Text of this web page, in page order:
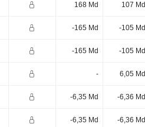
168 Md 107 Md
-165 Md -105 Md
-165 Md -105 Md
- 6,05 Md
-6,35 Md -6,36 Md
-6,35 Md -6,36 Md